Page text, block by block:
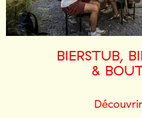
BIERSTUB,
&